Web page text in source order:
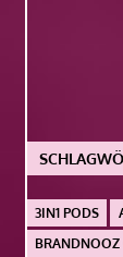
3IN1 PODS
BRANDNOOZ